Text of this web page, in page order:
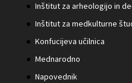
Inštitut za arheologijo in
Inštitut za medkulturne
Konfucijeva učilnica
Mednarodno
Napovednik